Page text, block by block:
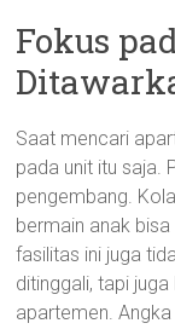
Fokus
Saat mencari
pada unit itu saja.
pengembang.
bermain anak
fasilitas ini juga
ditinggali, tapi
apartemen.